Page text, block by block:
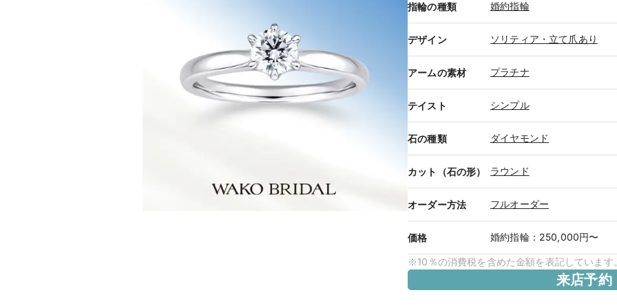
指輪の種類 婚約指輪
デザイン ソリティア・立て爪あり
アームの素材 プラチナ
テイスト シンプル
石の種類 ダイヤモンド
カット（石の形） ラウンド
オーダー方法 フルオーダー
価格 婚約指輪 ： 250,000円〜
※10％の消費税を含めた金額を表記しています
来店予約